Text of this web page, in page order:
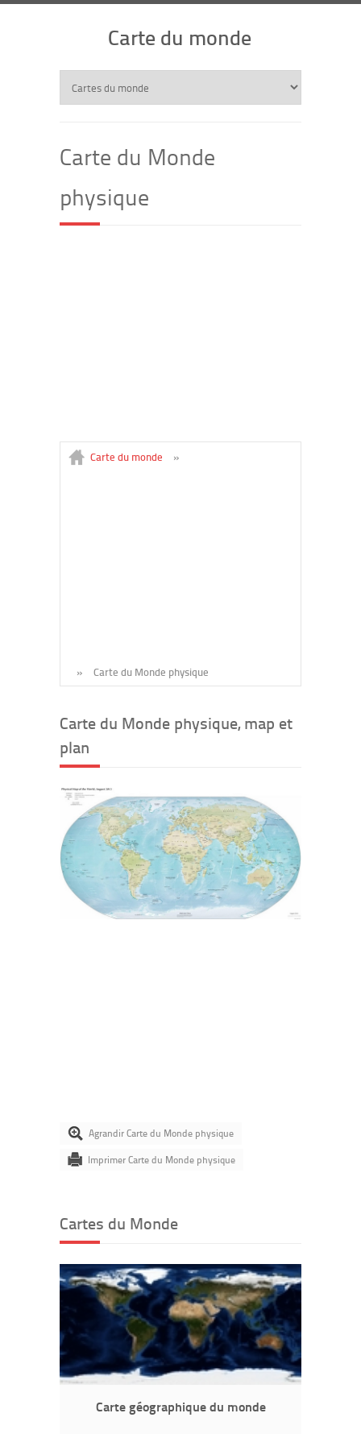
Carte du monde
Carte du Monde
physique
Carte du monde »
» Carte du Monde physique
Carte du Monde physique, map et
plan
Agrandir Carte du Monde physique
Imprimer Carte du Monde physique
Cartes du Monde
Carte géographique du monde